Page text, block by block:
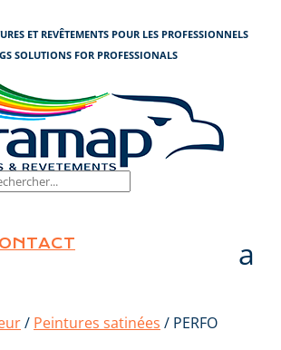
ET REVÊTEMENTS POUR LES PROFESSIONNELS
SOLUTIONS FOR PROFESSIONALS
/ Peintures satinées / PERFO